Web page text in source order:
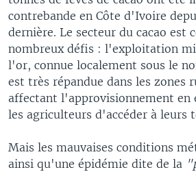
contrebande en Côte d'Ivoire
dernière. Le secteur du cacao est
nombreux défis : l'exploitation
l'or, connue localement sous le
est très répandue dans les zones
affectant l'approvisionnement en
les agriculteurs d'accéder à leurs
Mais les mauvaises conditions
ainsi qu'une épidémie dite de la